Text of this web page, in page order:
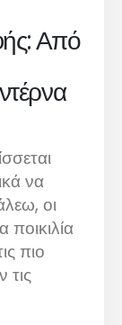
Από
να
οι
ποικιλία
πιο
τις